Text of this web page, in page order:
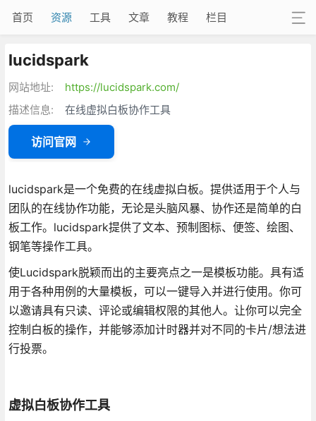
首页 资源 工具 文章 教程 栏目
lucidspark
网站地址:
https://lucidspark.com/
描述信息:
在线虚拟白板协作工具
访问官网
lucidspark是一个免费的在线虚拟白板。提供适用于个人与
团队的在线协作功能，无论是头脑风暴、协作还是简单的白
板工作。lucidspark提供了文本、预制图标、便签、绘图、
钢笔等操作工具。
使Lucidspark脱颖而出的主要亮点之一是模板功能。具有适
用于各种用例的大量模板，可以一键导入并进行使用。你可
以邀请具有只读、评论或编辑权限的其他人。让你可以完全
控制白板的操作，并能够添加计时器并对不同的卡片/想法进
行投票。
虚拟白板协作工具